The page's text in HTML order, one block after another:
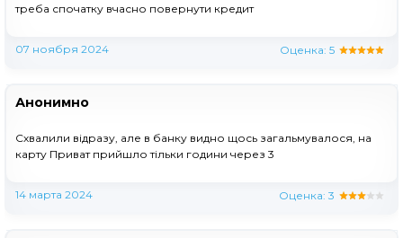
треба спочатку вчасно повернути кредит
07 ноября 2024 Оценка: 5
Анонимно
Схвалили відразу, але в банку видно щось загальмувалося, на
карту Приват прийшло тільки години через 3
14 марта 2024 Оценка: 3